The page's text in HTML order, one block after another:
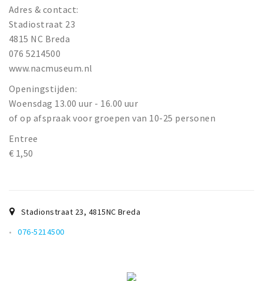
Adres & contact:
Stadiostraat 23
4815 NC Breda
076 5214500
www.nacmuseum.nl
Openingstijden:
Woensdag 13.00 uur - 16.00 uur
of op afspraak voor groepen van 10-25 personen
Entree
€ 1,50
Stadionstraat 23, 4815NC Breda
076-5214500